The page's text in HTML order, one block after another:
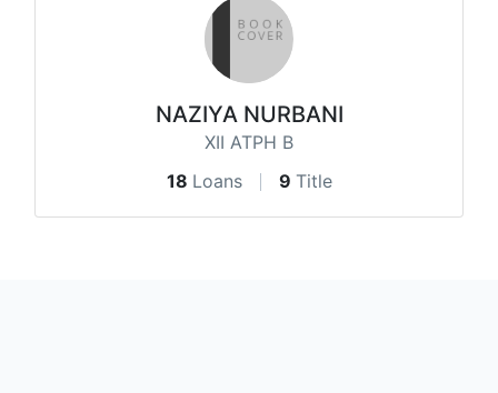
NAZIYA NURBANI
XII ATPH B
18 Loans 9 Title